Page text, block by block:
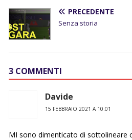
PRECEDENTE
Senza storia
3 COMMENTI
Davide
15 FEBBRAIO 2021 A 10:01
MI sono dimenticato di sottolineare